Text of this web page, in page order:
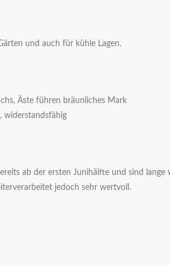
und auch für kühle Lagen.
Äste führen bräunliches Mark
widerstandsfähig
ab der ersten Junihälfte und sind
jedoch sehr wertvoll.